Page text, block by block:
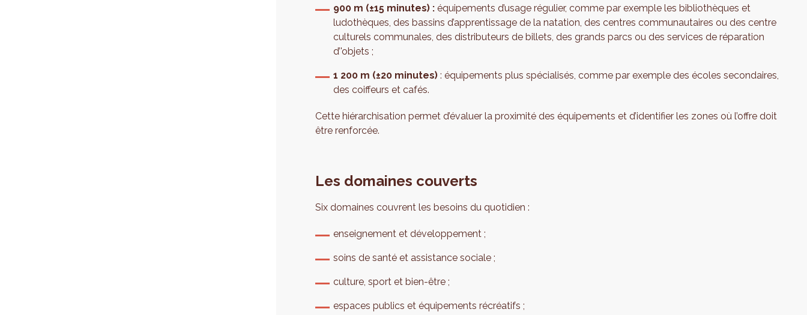
900 m (±15 minutes) : équipements d’usage régulier, comme par exemple les bibliothèques et
ludothèques, des bassins d’apprentissage de la natation, des centres communautaires ou des centre
culturels communales, des distributeurs de billets, des grands parcs ou des services de réparation
d’'objets ;
1 200 m (±20 minutes) : équipements plus spécialisés, comme par exemple des écoles secondaires,
des coiffeurs et cafés.
Cette hiérarchisation permet d’évaluer la proximité des équipements et d’identifier les zones où l’offre doit
être renforcée.
Les domaines couverts
Six domaines couvrent les besoins du quotidien :
enseignement et développement ;
soins de santé et assistance sociale ;
culture, sport et bien-être ;
espaces publics et équipements récréatifs ;